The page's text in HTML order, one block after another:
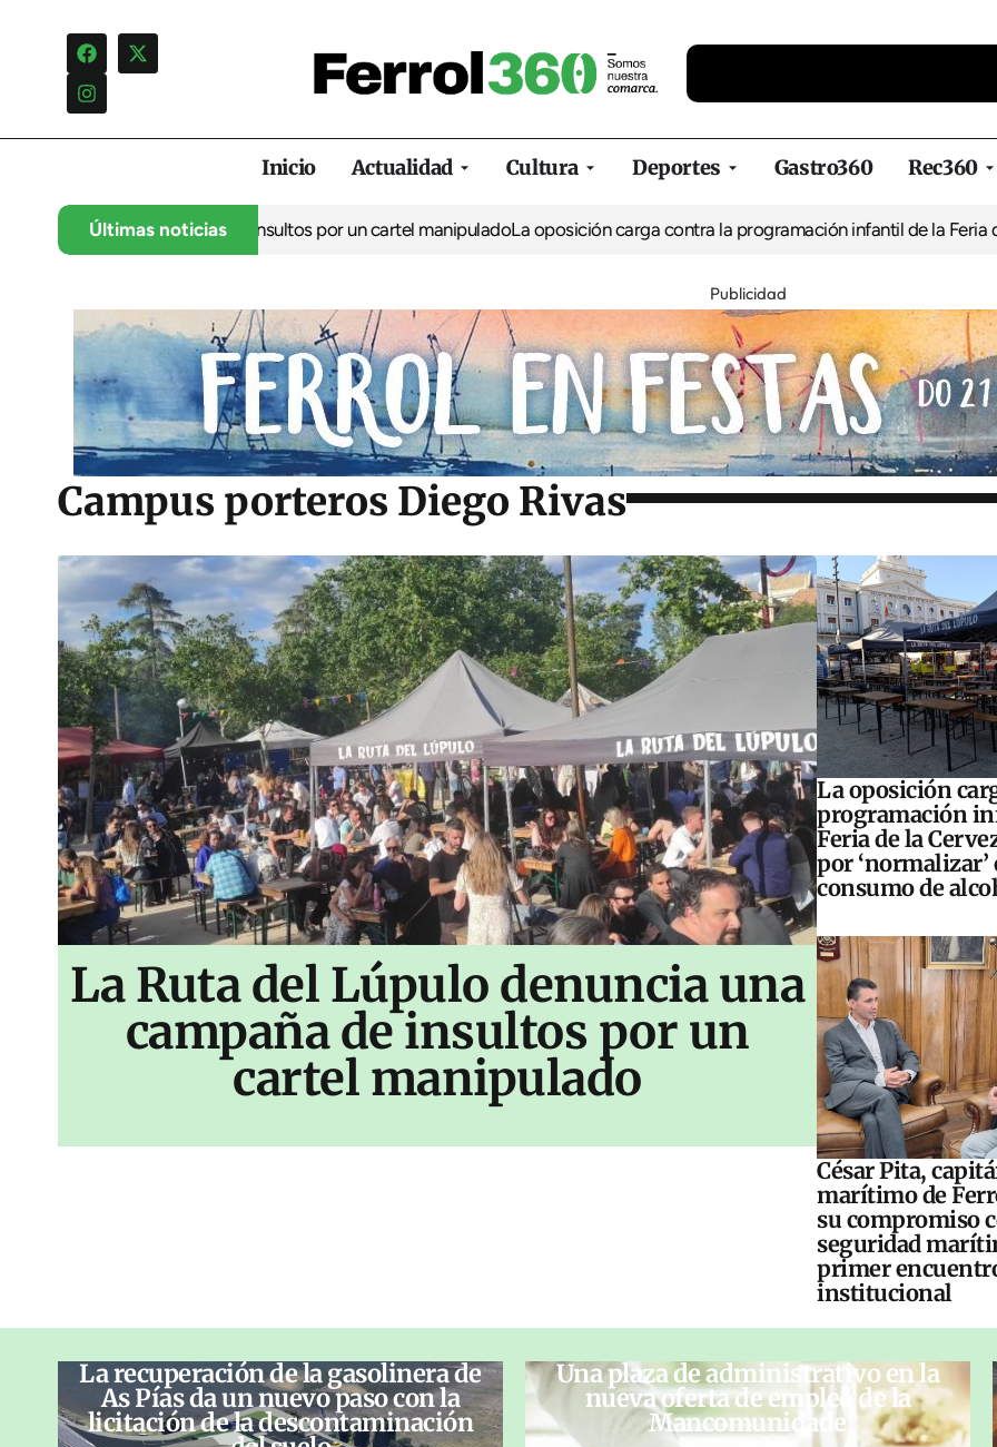
Inicio Actualidad Cultura Deportes Gastro360 Rec360
Últimas noticias
una campaña de insultos por un cartel manipulado La oposición carga contra la programación infantil de la Feria de la
Publicidad
Campus porteros Diego Rivas
La Ruta del Lúpulo denuncia una
campaña de insultos por un
cartel manipulado
La oposición
programación
Feria de la
por ‘normalizar’
consumo de
César Pita,
marítimo de
su compromiso
seguridad
primer
institucional
La recuperación de la gasolinera de
As Pías da un nuevo paso con la
licitación de la descontaminación
Una plaza de administrativo en la
nueva oferta de empleo de la
Mancomunidade